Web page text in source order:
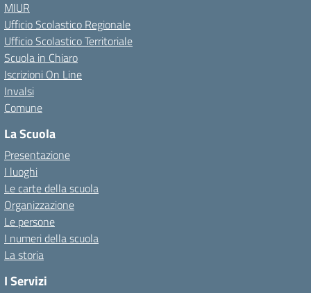
MIUR
Ufficio Scolastico Regionale
Ufficio Scolastico Territoriale
Scuola in Chiaro
Iscrizioni On Line
Invalsi
Comune
La Scuola
Presentazione
I luoghi
Le carte della scuola
Organizzazione
Le persone
I numeri della scuola
La storia
I Servizi